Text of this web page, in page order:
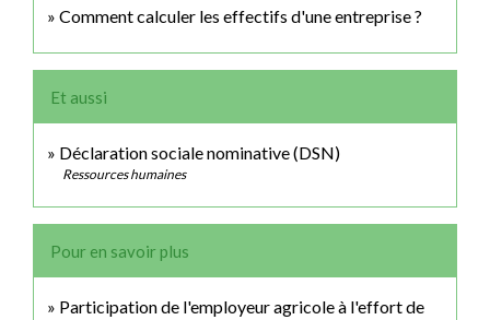
Comment calculer les effectifs d'une entreprise ?
Et aussi
Déclaration sociale nominative (DSN)
Ressources humaines
Pour en savoir plus
Participation de l'employeur agricole à l'effort de